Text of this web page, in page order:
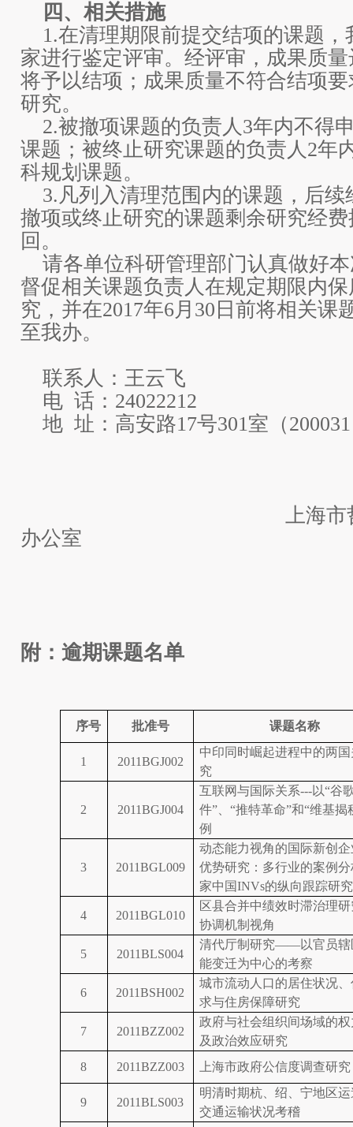
四、相关措施
1.在清理期限前提交结项的课题，
家进行鉴定评审。经评审，成果质
将予以结项；成果质量不符合结项
研究。
2.被撤项课题的负责人3年内不得
课题；被终止研究课题的负责人2年
科规划课题。
3.凡列入清理范围内的课题，后续
撤项或终止研究的课题剩余研究经
回。
请各单位科研管理部门认真做好
督促相关课题负责人在规定期限内
究，并在2017年6月30日前将相关课
至我办。
联系人：王云飞
电 话：24022212
地 址：高安路17号301室（
上海市哲学社会
办公室
附：逾期课题名单
序号 批准号 课题名称
1 2011BGJ002
中印同时崛起进程中的两
究
2 2011BGJ004
互联网与国际关系---以“谷
件”、“推特革命”和“维基揭
例
3 2011BGL009
动态能力视角的国际新创
优势研究：多行业的案例分
家中国INVs的纵向跟踪研究
4 2011BGL010
区县合并中绩效时滞治理研
协调机制视角
5 2011BLS004
清代厅制研究——以官员
能变迁为中心的考察
6 2011BSH002
城市流动人口的居住状况
求与住房保障研究
7 2011BZZ002
政府与社会组织间场域的
及政治效应研究
8
2011BZZ003 上海市政府公信度调查研究
9 2011BLS003
明清时期杭、绍、宁地区
交通运输状况考稽